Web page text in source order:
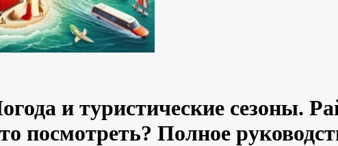
и туристические сезоны.
посмотреть? Полное